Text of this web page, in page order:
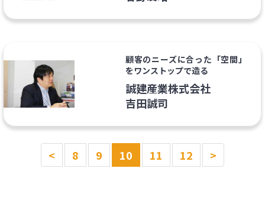
顧客のニーズに合った「空間」
をワンストップで造る
誠建産業株式会社
吉田誠司
< 8 9 10 11 12 >